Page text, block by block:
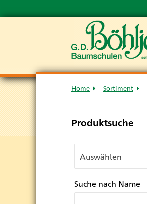
Home Sortiment
Produktsuche
Suche nach Name